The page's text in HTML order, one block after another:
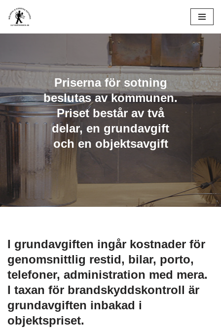
Hoppa
Priserna för sotning
beslutas av kommunen.
Priset består av två
delar, en grundavgift
och en objektsavgift
I grundavgiften ingår kostnader för
genomsnittlig restid, bilar, porto,
telefoner, administration med mera.
I taxan för brandskyddskontroll är
grundavgiften inbakad i
objektspriset.